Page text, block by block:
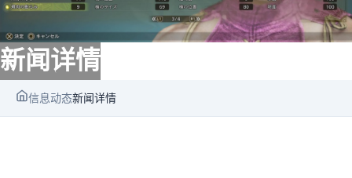
新闻详情
信息动态新闻详情